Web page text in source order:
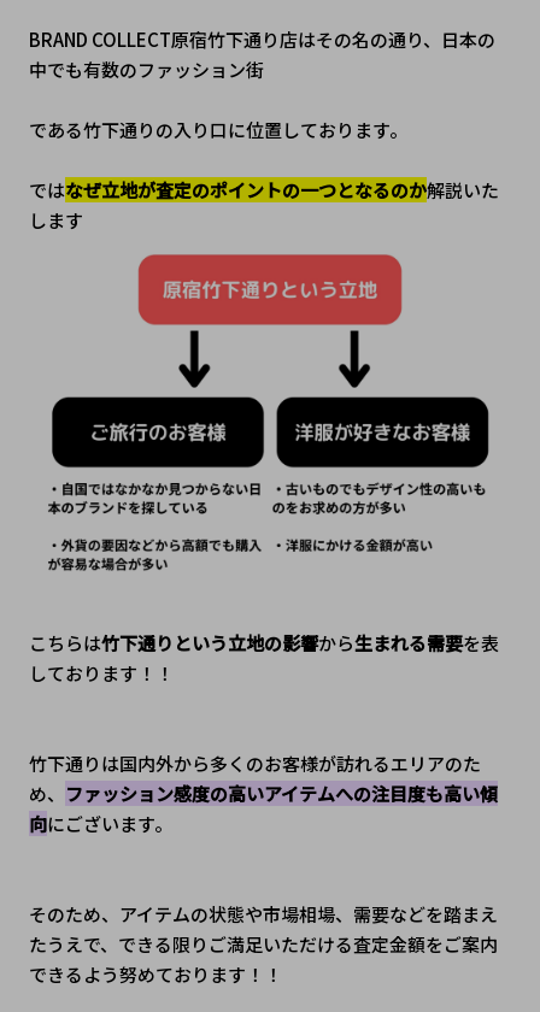
BRAND COLLECT原宿竹下通り店はその名の通り、日本の
中でも有数のファッション街
である竹下通りの入り口に位置しております。
ではなぜ立地が査定のポイントの一つとなるのか解説いた
します
こちらは竹下通りという立地の影響から生まれる需要を表
しております！！
竹下通りは国内外から多くのお客様が訪れるエリアのた
め、
ファッション感度の高いアイテムへの注目度も高い傾
向にございます。
そのため、アイテムの状態や市場相場、需要などを踏まえ
たうえで、できる限りご満足いただける査定金額をご案内
できるよう努めております！！